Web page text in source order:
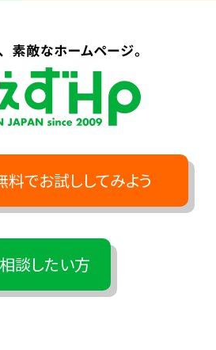
料でお試ししてみよう
談したい方